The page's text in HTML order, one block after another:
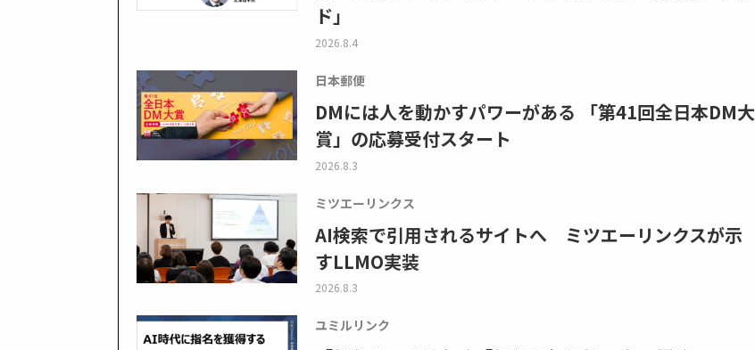
ド」
2026.8.4
日本郵便
DMには人を動かすパワーがある 「第41回全日本DM大
賞」の応募受付スタート
2026.8.3
ミツエーリンクス
AI検索で引用されるサイトへ ミツエーリンクスが示
すLLMO実装
2026.8.3
ユミルリンク